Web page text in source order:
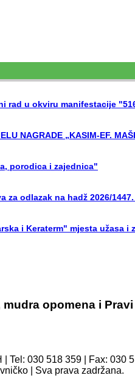
rad u okviru manifestacije
NAGRADE „KASIM-EF.
porodica i zajednica"
za odlazak na hadž 2026/
i Keraterm" mjesta užasa i
opomena i
Tel: 030 518 359 | Fax: 030
| Sva prava zadržana.